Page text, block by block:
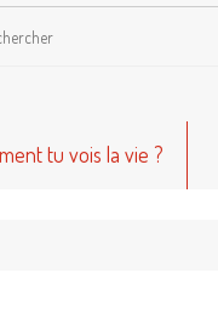
tu vois la vie ?